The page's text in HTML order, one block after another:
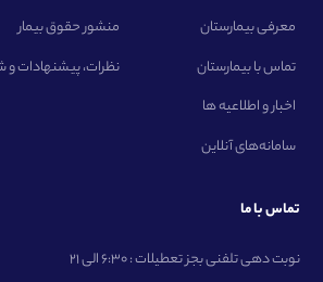
معرفی بیمارستان
تماس با بیمارستان
اخبار و اطلاعیه ها
سامانه‌های آنلاین
منشور حقوق بیمار
نظرات، پیشنهادات و
تماس با ما
نوبت دهی تلفنی بجز تعطیلات : 6:30 الی 21